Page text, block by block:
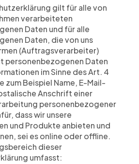
gilt für alle von
verarbeiteten
Daten und für alle
Daten, die von uns
(Auftragsverarbeiter)
personenbezogenen Daten
im Sinne des Art. 4
zum Beispiel Name, E-Mail-
Anschrift einer
personenbezogener
dass wir unsere
und Produkte anbieten und
sei es online oder offline.
dieser
umfasst: